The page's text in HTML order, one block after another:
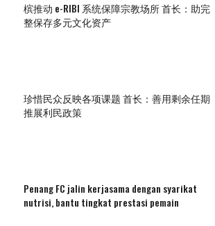
槟推动 e-RIBI 系统保障宗教场所 首长：助完
整保存多元文化资产
珍惜民众反映各项课题 首长：善用剩余任期
推展利民政策
Penang FC jalin kerjasama dengan syarikat
nutrisi, bantu tingkat prestasi pemain